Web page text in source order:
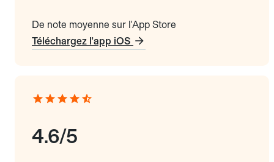
De note moyenne sur l'App Store
Téléchargez l'app iOS
4.6/5